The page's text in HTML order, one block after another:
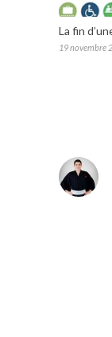
La fin
19 novembre